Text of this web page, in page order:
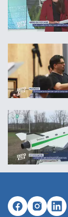
À la baguette
Le futur de